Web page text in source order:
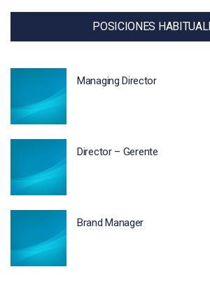
POSICIONES
Managing Director
Director – Gerente
Brand Manager